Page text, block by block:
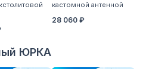
кастомной антенной
28 060 ₽
ЮРКА